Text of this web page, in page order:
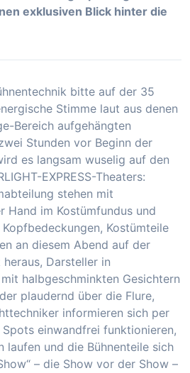
exklusiven Blick hinter die
bitte auf der 35
Stimme laut aus denen
Bereich aufgehängten
Stunden vor Beginn der
es langsam wuselig auf den
EXPRESS-Theaters:
stehen mit
Hand im Kostümfundus und
Kostümteile
an diesem Abend auf der
Darsteller in
halbgeschminkten Gesichtern
plaudernd über die Flure,
informieren sich per
einwandfrei funktionieren,
laufen und die Bühnenteile sich
– die Show vor der Show –